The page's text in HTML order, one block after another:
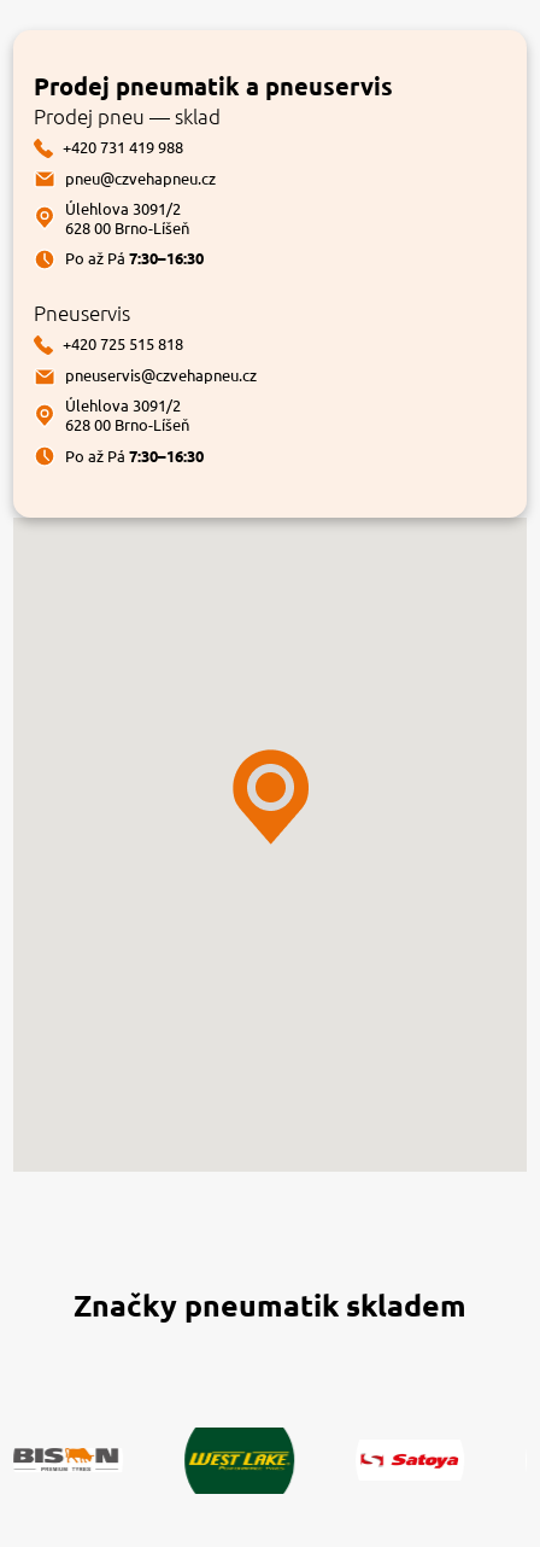
Prodej pneumatik a pneuservis
Prodej pneu — sklad
+420 731 419 988
pneu@czvehapneu.cz
Úlehlova 3091/2
628 00 Brno-Líšeň
Po až Pá7:30–16:30
Pneuservis
+420 725 515 818
pneuservis@czvehapneu.cz
Úlehlova 3091/2
628 00 Brno-Líšeň
Po až Pá7:30–16:30
Značky pneumatik skladem